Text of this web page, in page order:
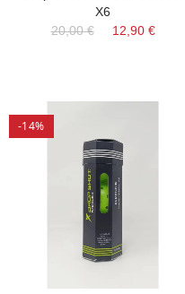
X6
20,00 €
12,90 €
-14%